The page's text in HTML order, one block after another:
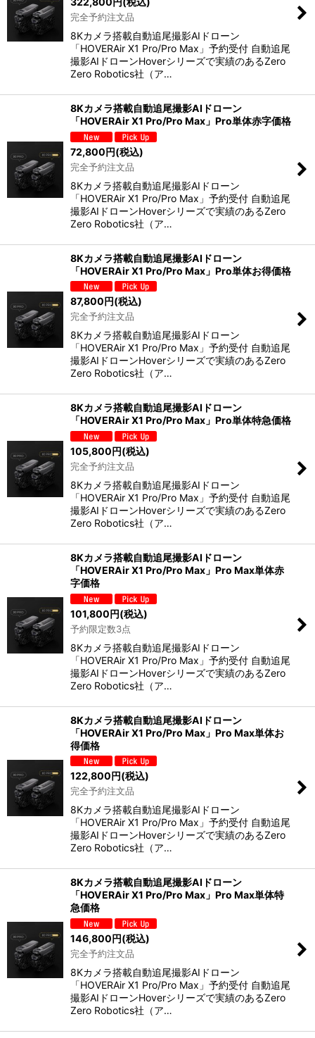
完全予約注文品
8Kカメラ搭載自動追尾撮影AIドローン
「HOVERAir X1 Pro/Pro Max」予約受付 自動追尾
撮影AIドローンHoverシリーズで実績のあるZero
Zero Robotics社（ア…
8Kカメラ搭載自動追尾撮影AIドローン
「HOVERAir X1 Pro/Pro Max」Pro単体赤字価格
72,800円(税込)
完全予約注文品
8Kカメラ搭載自動追尾撮影AIドローン
「HOVERAir X1 Pro/Pro Max」予約受付 自動追尾
撮影AIドローンHoverシリーズで実績のあるZero
Zero Robotics社（ア…
8Kカメラ搭載自動追尾撮影AIドローン
「HOVERAir X1 Pro/Pro Max」Pro単体お得価格
87,800円(税込)
完全予約注文品
8Kカメラ搭載自動追尾撮影AIドローン
「HOVERAir X1 Pro/Pro Max」予約受付 自動追尾
撮影AIドローンHoverシリーズで実績のあるZero
Zero Robotics社（ア…
8Kカメラ搭載自動追尾撮影AIドローン
「HOVERAir X1 Pro/Pro Max」Pro単体特急価格
105,800円(税込)
完全予約注文品
8Kカメラ搭載自動追尾撮影AIドローン
「HOVERAir X1 Pro/Pro Max」予約受付 自動追尾
撮影AIドローンHoverシリーズで実績のあるZero
Zero Robotics社（ア…
8Kカメラ搭載自動追尾撮影AIドローン
「HOVERAir X1 Pro/Pro Max」Pro Max単体赤
字価格
101,800円(税込)
予約限定数3点
8Kカメラ搭載自動追尾撮影AIドローン
「HOVERAir X1 Pro/Pro Max」予約受付 自動追尾
撮影AIドローンHoverシリーズで実績のあるZero
Zero Robotics社（ア…
8Kカメラ搭載自動追尾撮影AIドローン
「HOVERAir X1 Pro/Pro Max」Pro Max単体お
得価格
122,800円(税込)
完全予約注文品
8Kカメラ搭載自動追尾撮影AIドローン
「HOVERAir X1 Pro/Pro Max」予約受付 自動追尾
撮影AIドローンHoverシリーズで実績のあるZero
Zero Robotics社（ア…
8Kカメラ搭載自動追尾撮影AIドローン
「HOVERAir X1 Pro/Pro Max」Pro Max単体特
急価格
146,800円(税込)
完全予約注文品
8Kカメラ搭載自動追尾撮影AIドローン
「HOVERAir X1 Pro/Pro Max」予約受付 自動追尾
撮影AIドローンHoverシリーズで実績のあるZero
Zero Robotics社（ア…